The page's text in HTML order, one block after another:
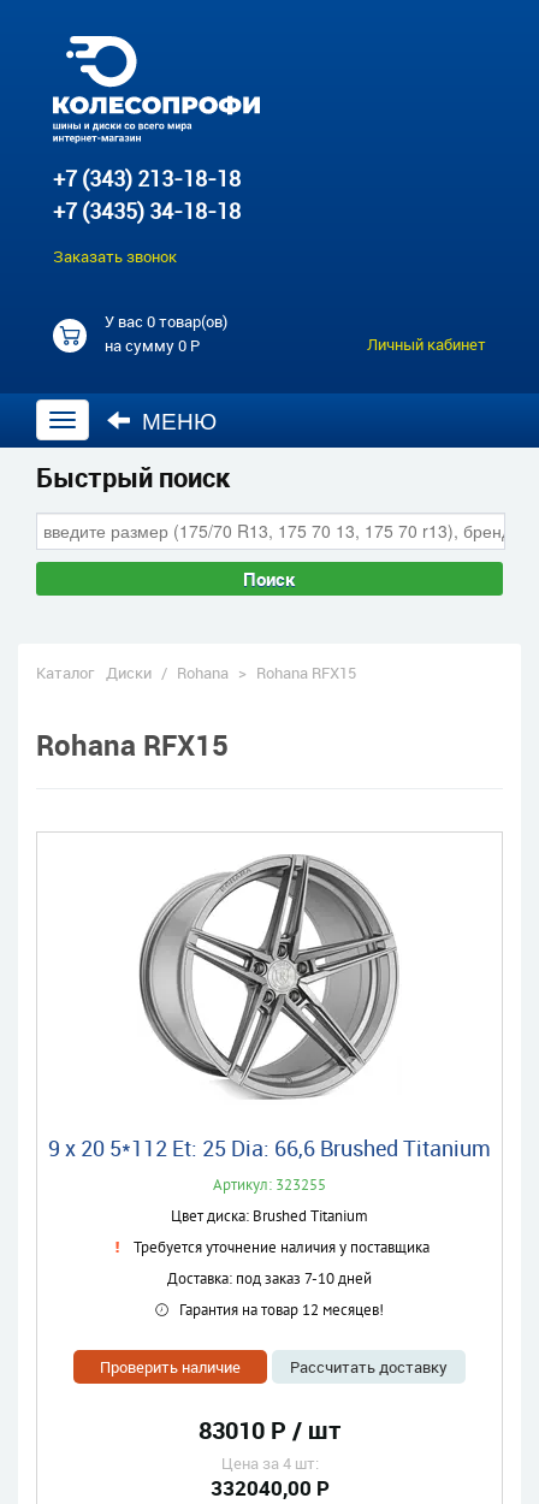
+7 (343) 213-18-18
+7 (3435) 34-18-18
Заказать звонок
У вас0 товар(ов)
на сумму0 Р Личный кабинет
Открыть
навигацию
МЕНЮ
Быстрый поиск
Поиск
Каталог Диски / Rohana > Rohana RFX15
Rohana RFX15
9 x 20 5*112 Et: 25 Dia: 66,6 Brushed Titanium
Артикул: 323255
Цвет диска: Brushed Titanium
Требуется уточнение наличия у поставщика
Доставка: под заказ 7-10 дней
Гарантия на товар 12 месяцев!
Проверить наличие Рассчитать доставку
83010 Р / шт
Цена за 4 шт:
332040,00 Р